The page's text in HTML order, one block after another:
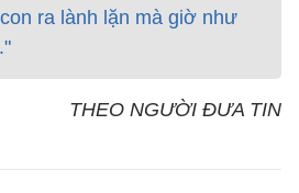
ra lành lặn mà giờ như
THEO NGƯỜI ĐƯA TIN